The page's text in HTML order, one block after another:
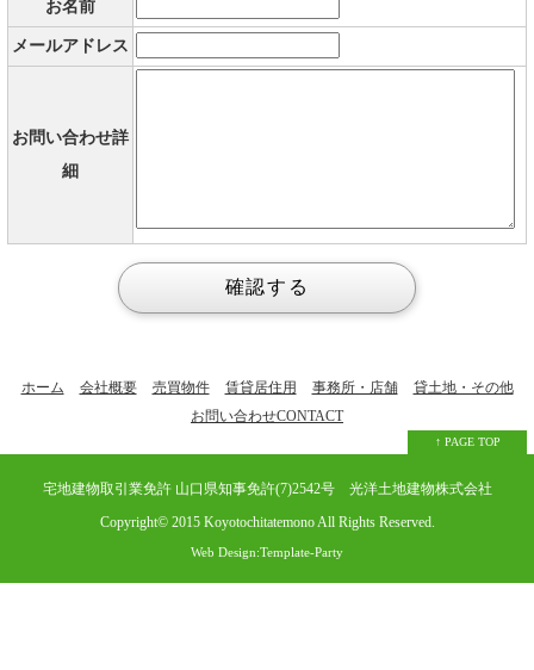
お名前
メールアドレス
お問い合わせ詳
細
ホーム 会社概要 売買物件 賃貸居住用 事務所・店舗
貸土地・その他
お問い合わせCONTACT
↑ PAGE TOP
宅地建物取引業免許 山口県知事免許(7)2542号光洋土地建物株式会社
Copyright© 2015 KoyotochitatemonoAll Rights Reserved.
Web Design:Template-Party